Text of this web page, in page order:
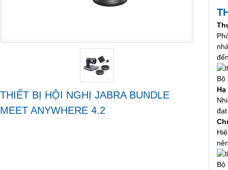
THIẾT BỊ HỘI NGHỊ JABRA BUNDLE
MEET ANYWHERE 4.2
Bộ
Bộ